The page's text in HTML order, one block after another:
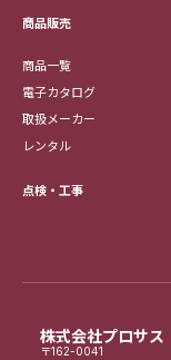
株式会社プロサス
〒162-0041
商品販売
商品一覧
電子カタログ
取扱メーカー
レンタル
点検・工事